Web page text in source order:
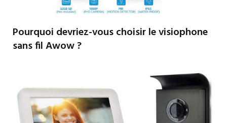
Pourquoi devriez-vous choisir le visiophone
sans fil Awow ?